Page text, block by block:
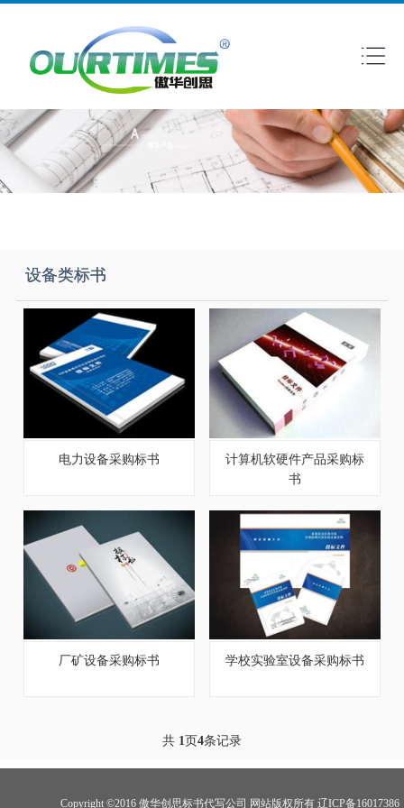
设备类标书
电力设备采购标书
计算机软硬件产品采购标
书
厂矿设备采购标书 学校实验室设备采购标书
共 1页4条记录
Copyright ©2016 傲华创思标书代写公司 网站版权所有 辽ICP备16017386